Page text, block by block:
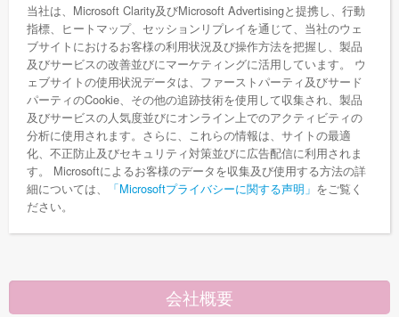
当社は、Microsoft Clarity及びMicrosoft Advertisingと提携し、行動
指標、ヒートマップ、セッションリプレイを通じて、当社のウェ
ブサイトにおけるお客様の利用状況及び操作方法を把握し、製品
及びサービスの改善並びにマーケティングに活用しています。 ウ
ェブサイトの使用状況データは、ファーストパーティ及びサード
パーティのCookie、その他の追跡技術を使用して収集され、製品
及びサービスの人気度並びにオンライン上でのアクティビティの
分析に使用されます。さらに、これらの情報は、サイトの最適
化、不正防止及びセキュリティ対策並びに広告配信に利用されま
す。 Microsoftによるお客様のデータを収集及び使用する方法の詳
細については、
「Microsoftプライバシーに関する声明」 をご覧く
ださい。
会社概要